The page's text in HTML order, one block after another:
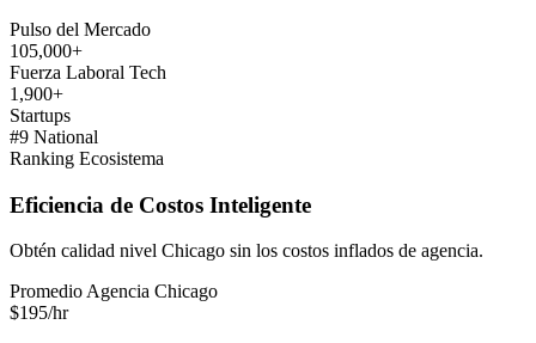
Pulso del Mercado
105,000+
Fuerza Laboral Tech
1,900+
Startups
#9 National
Ranking Ecosistema
Eficiencia de Costos Inteligente
Obtén calidad nivel Chicago sin los costos inflados de agencia.
Promedio Agencia Chicago
$195/hr